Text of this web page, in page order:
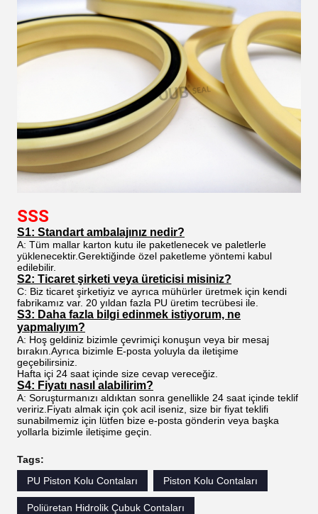
SSS
S1: Standart ambalajınız nedir?
A: Tüm mallar karton kutu ile paketlenecek ve paletlerle
yüklenecektir.Gerektiğinde özel paketleme yöntemi kabul
edilebilir.
S2: Ticaret şirketi veya üreticisi misiniz?
C: Biz ticaret şirketiyiz ve ayrıca mühürler üretmek için kendi
fabrikamız var. 20 yıldan fazla PU üretim tecrübesi ile.
S3: Daha fazla bilgi edinmek istiyorum, ne
yapmalıyım?
A: Hoş geldiniz bizimle çevrimiçi konuşun veya bir mesaj
bırakın.Ayrıca bizimle E-posta yoluyla da iletişime
geçebilirsiniz.
Hafta içi 24 saat içinde size cevap vereceğiz.
S4: Fiyatı nasıl alabilirim?
A: Soruşturmanızı aldıktan sonra genellikle 24 saat içinde teklif
veririz.Fiyatı almak için çok acil iseniz, size bir fiyat teklifi
sunabilmemiz için lütfen bize e-posta gönderin veya başka
yollarla bizimle iletişime geçin.
Tags:
PU Piston Kolu Contaları
Piston Kolu Contaları
Poliüretan Hidrolik Çubuk Contaları